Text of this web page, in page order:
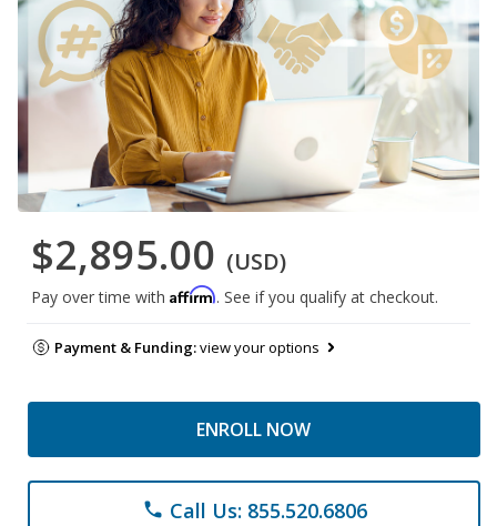
$2,895.00 (USD)
Pay over time with Affirm. See if you qualify at checkout.
Payment & Funding:view your options
ENROLL NOW
phone Call Us: 855.520.6806